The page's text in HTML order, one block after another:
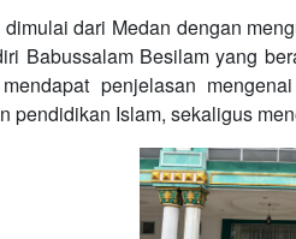
dari Medan dengan
Babussalam Besilam yang
penjelasan
pendidikan Islam, sekaligus